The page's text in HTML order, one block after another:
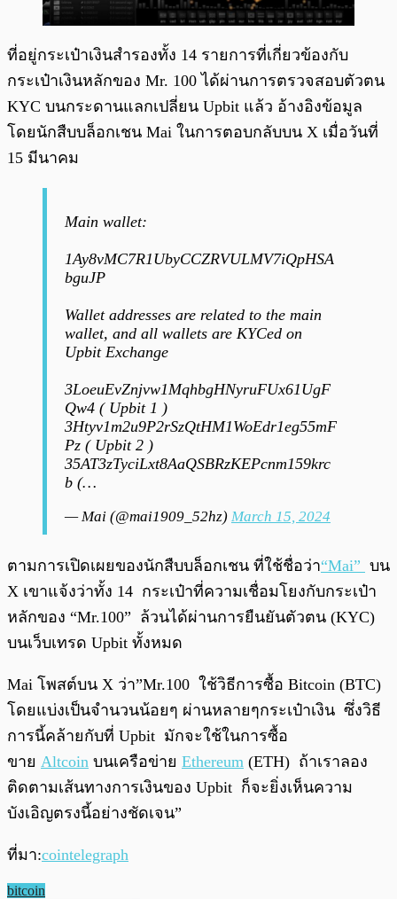
ที่อยู่กระเป๋าเงินสำรองทั้ง 14 รายการที่เกี่ยวข้องกับ
กระเป๋าเงินหลักของ Mr. 100 ได้ผ่านการตรวจสอบตัวตน
KYC บนกระดานแลกเปลี่ยน Upbit แล้ว อ้างอิงข้อมูล
โดยนักสืบบล็อกเชน Mai ในการตอบกลับบน X เมื่อวันที่
15 มีนาคม
Main wallet:
1Ay8vMC7R1UbyCCZRVULMV7iQpHSA
bguJP
Wallet addresses are related to the main
wallet, and all wallets are KYCed on
Upbit Exchange
3LoeuEvZnjvw1MqhbgHNyruFUx61UgF
Qw4 ( Upbit 1 )
3Htyv1m2u9P2rSzQtHM1WoEdr1eg55mF
Pz ( Upbit 2 )
35AT3zTyciLxt8AaQSBRzKEPcnm159krc
b (…
— Mai (@mai1909_52hz) March 15, 2024
ตามการเปิดเผยของนักสืบบล็อกเชน ที่ใช้ชื่อว่า“Mai” บน
X เขาแจ้งว่าทั้ง 14 กระเป๋าที่ความเชื่อมโยงกับกระเป๋า
หลักของ “Mr.100” ล้วนได้ผ่านการยืนยันตัวตน (KYC)
บนเว็บเทรด Upbit ทั้งหมด
Mai โพสต์บน X ว่า”Mr.100 ใช้วิธีการซื้อ Bitcoin (BTC)
โดยแบ่งเป็นจำนวนน้อยๆ ผ่านหลายๆกระเป๋าเงิน ซึ่งวิธี
การนี้คล้ายกับที่ Upbit มักจะใช้ในการซื้อ
ขาย Altcoin บนเครือข่าย Ethereum (ETH) ถ้าเราลอง
ติดตามเส้นทางการเงินของ Upbit ก็จะยิ่งเห็นความ
บังเอิญตรงนี้อย่างชัดเจน”
ที่มา:cointelegraph
bitcoin